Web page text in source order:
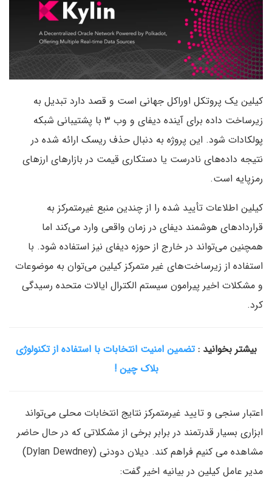
کیلین یک پروتکل اوراکل جهانی است و قصد دارد تبدیل به
زیرساخت داده برای آینده دیفای و وب ۳ با پشتیبانی شبکه
پولکادات شود. این پروژه به دنبال حذف ریسک ارائه شده در
نتیجه داده‌های نادرست یا دستکاری قیمت در بازارهای ارزهای
رمزپایه است.
کیلین اطلاعات تأیید شده را از چندین منبع غیرمتمرکز به
قراردادهای هوشمند دیفای در زمان واقعی وارد می‌کند اما
همچنین می‌تواند در خارج از حوزه دیفای نیز استفاده شود. با
استفاده از زیرساخت‌های غیر متمرکز کیلین می‌توان به موضوعات
و مشکلات اخیر پیرامون سیستم الکترال ایالات متحده رسیدگی
کرد.
بیشتر بخوانید :تضمین امنیت انتخابات با استفاده از تکنولوژی
بلاک چین !
اعتبار سنجی و تایید غیرمتمرکز نتایج انتخابات محلی می‌تواند
ابزاری بسیار قدرتمند در برابر برخی از مشکلاتی که در حال حاضر
مشاهده می کنیم فراهم کند. دیلان دودنی (Dylan Dewdney)
مدیر عامل کیلین در بیانیه اخیر گفت: